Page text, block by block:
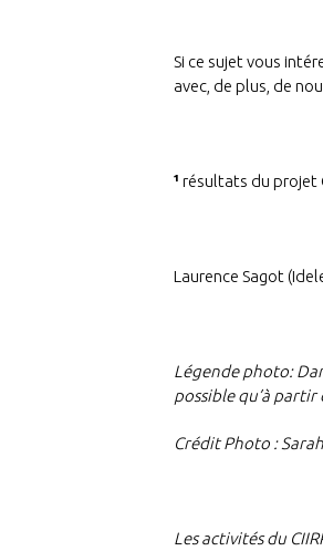
Si ce sujet vous
avec, de plus, de
¹ résultats du projet
Laurence Sagot
Légende photo:
possible qu’à partir
Crédit Photo :
Les activités du